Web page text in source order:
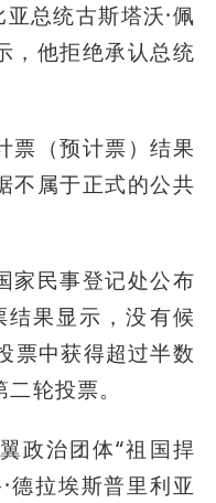
总统古斯塔沃·佩
，他拒绝承认总统
票（预计票）结果
不属于正式的公共
家民事登记处公布
果显示，没有候
票中获得超过半数
轮投票。
政治团体“祖国捍
德拉埃斯普里利亚